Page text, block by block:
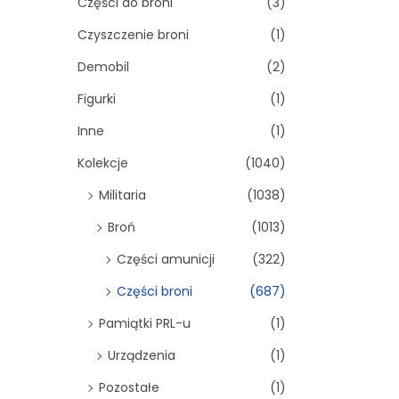
Czyszczenie broni
(1)
Demobil
(2)
Figurki
(1)
Inne
(1)
Kolekcje
(1040)
Militaria
(1038)
Broń
(1013)
Części amunicji
(322)
Części broni
(687)
Pamiątki PRL-u
(1)
Urządzenia
(1)
Pozostałe
(1)